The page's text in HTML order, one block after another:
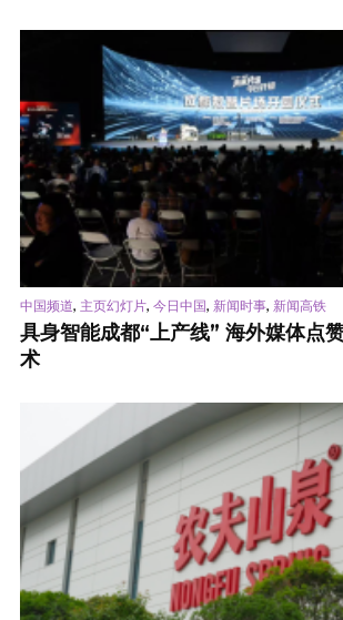
中国频道, 主页幻灯片, 今日中国, 新闻时事, 新闻高铁
具身智能成都“上产线” 海外媒体点
术